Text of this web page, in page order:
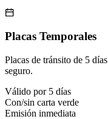
Placas Temporales
Placas de tránsito de 5
seguro.
Válido por 5 días
Con/sin carta verde
Emisión inmediata